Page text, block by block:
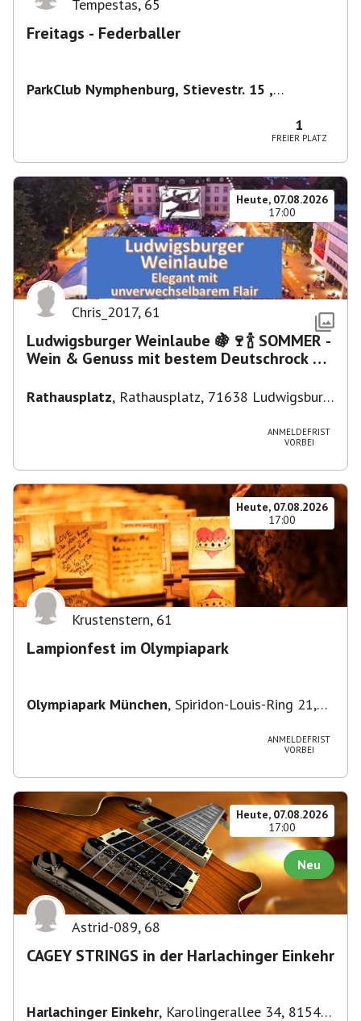
Tempestas, 65
Freitags - Federballer
ParkClub Nymphenburg, Stievestr. 15 ,
1
FREIER PLATZ
Heute, 07.08.2026
17:00
Chris_2017, 61
Ludwigsburger Weinlaube 🍇🍷🍾 SOMMER -
Wein & Genuss mit bestem Deutschrock 🎼
Rathausplatz, Rathausplatz, 71638 Ludwigsburg,
ANMELDEFRIST
VORBEI
Heute, 07.08.2026
17:00
Krustenstern, 61
Lampionfest im Olympiapark
Olympiapark München, Spiridon-Louis-Ring 21,
ANMELDEFRIST
VORBEI
Heute, 07.08.2026
17:00
Neu
Astrid-089, 68
CAGEY STRINGS in der Harlachinger Einkehr
Harlachinger Einkehr, Karolingerallee 34, 81545